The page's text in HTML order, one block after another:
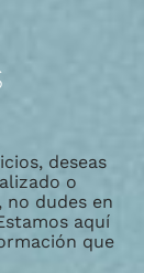
deseas
o
no dudes en
aquí
que